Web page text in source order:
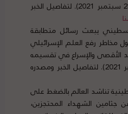
القابلة للتصرف. (28 سبتمبر 2021). لتفاصيل الخبر
يبعث رسائل متطابقة
مخاطر رفع العلم الإسرائيلي
الأقصى والإسراع في تقسيمه
مكانياً. (28 سبتمبر 2021). لتفاصيل الخبر ومصدره
تناشد العالم بالضغط على
جثامين الشهداء المحتجزين،